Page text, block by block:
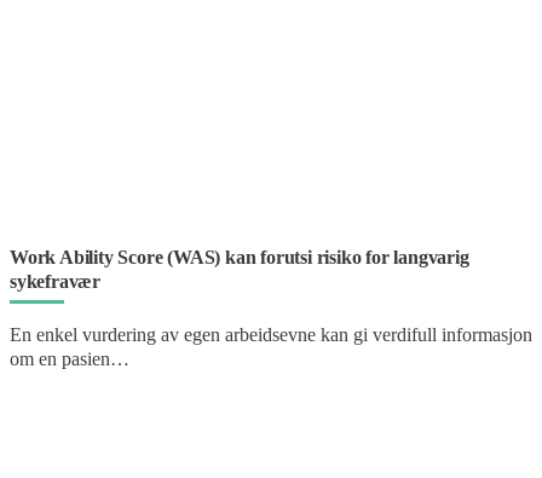
Work Ability Score (WAS) kan forutsi risiko for langvarig
sykefravær
En enkel vurdering av egen arbeidsevne kan gi verdifull informasjon
om en pasien…